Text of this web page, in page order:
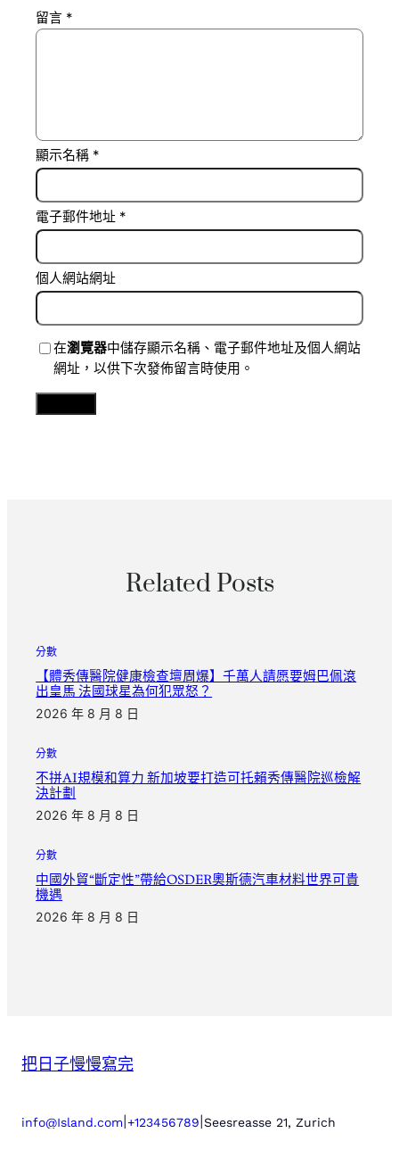
留言 *
顯示名稱 *
電子郵件地址 *
個人網站網址
在瀏覽器中儲存顯示名稱、電子郵件地址及個人網站
網址，以供下次發佈留言時使用。
Related Posts
分數
【體秀傳醫院健康檢查壇周爆】千萬人請愿要姆巴佩滾
出皇馬 法國球星為何犯眾怒？
2026 年 8 月 8 日
分數
不拼AI規模和算力 新加坡要打造可托賴秀傳醫院巡檢解
決計劃
2026 年 8 月 8 日
分數
中國外貿“斷定性”帶給OSDER奧斯德汽車材料世界可貴
機遇
2026 年 8 月 8 日
把日子慢慢寫完
info@Island.com +123456789 Seesreasse 21, Zurich